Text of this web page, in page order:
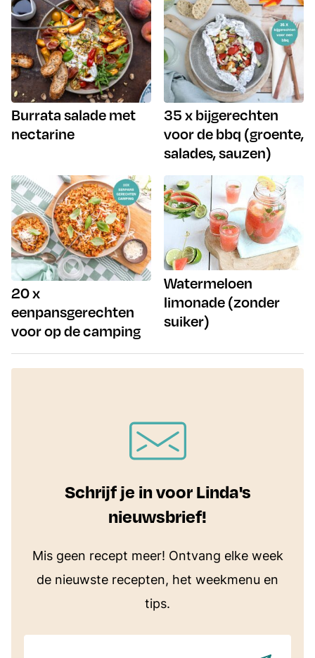
Burrata salade met
nectarine
35 x bijgerechten
voor de bbq (groente,
salades, sauzen)
20 x
eenpansgerechten
voor op de camping
Watermeloen
limonade (zonder
suiker)
Schrijf je in voor Linda's
nieuwsbrief!
Mis geen recept meer! Ontvang elke week
de nieuwste recepten, het weekmenu en
tips.